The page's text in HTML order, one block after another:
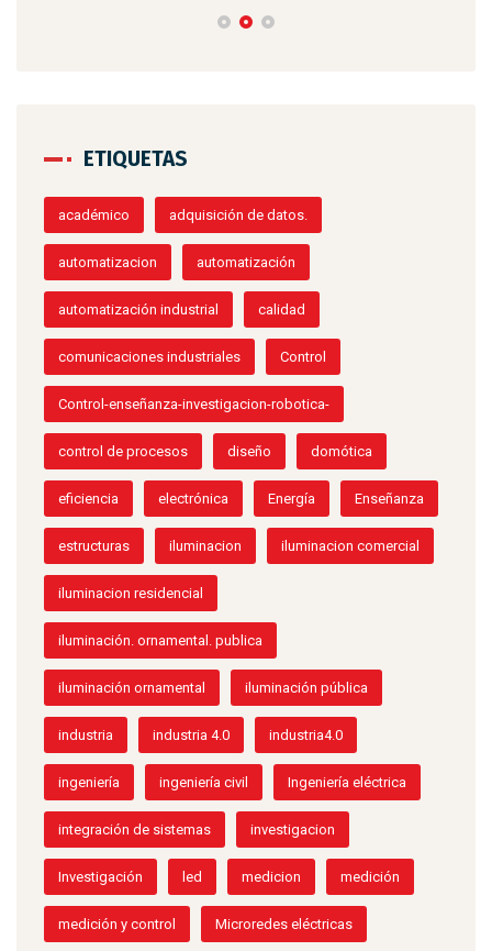
ETIQUETAS
académico adquisición de datos.
automatizacion automatización
automatización industrial calidad
comunicaciones industriales Control
Control-enseñanza-investigacion-robotica-
control de procesos diseño domótica
eficiencia electrónica Energía Enseñanza
estructuras iluminacion iluminacion comercial
iluminacion residencial
iluminación. ornamental. publica
iluminación ornamental iluminación pública
industria industria 4.0 industria4.0
ingeniería ingeniería civil Ingeniería eléctrica
integración de sistemas investigacion
Investigación led medicion medición
medición y control Microredes eléctricas